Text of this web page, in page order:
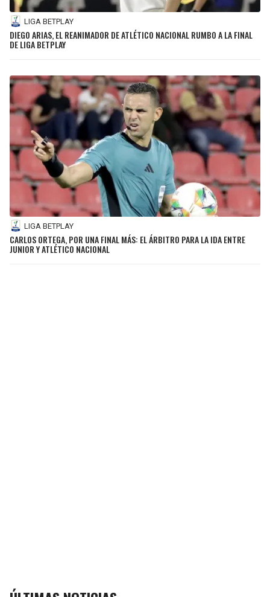
LIGA BETPLAY
DIEGO ARIAS, EL REANIMADOR DE ATLÉTICO NACIONAL RUMBO A LA FINAL
DE LIGA BETPLAY
LIGA BETPLAY
CARLOS ORTEGA, POR UNA FINAL MÁS: EL ÁRBITRO PARA LA IDA ENTRE
JUNIOR Y ATLÉTICO NACIONAL